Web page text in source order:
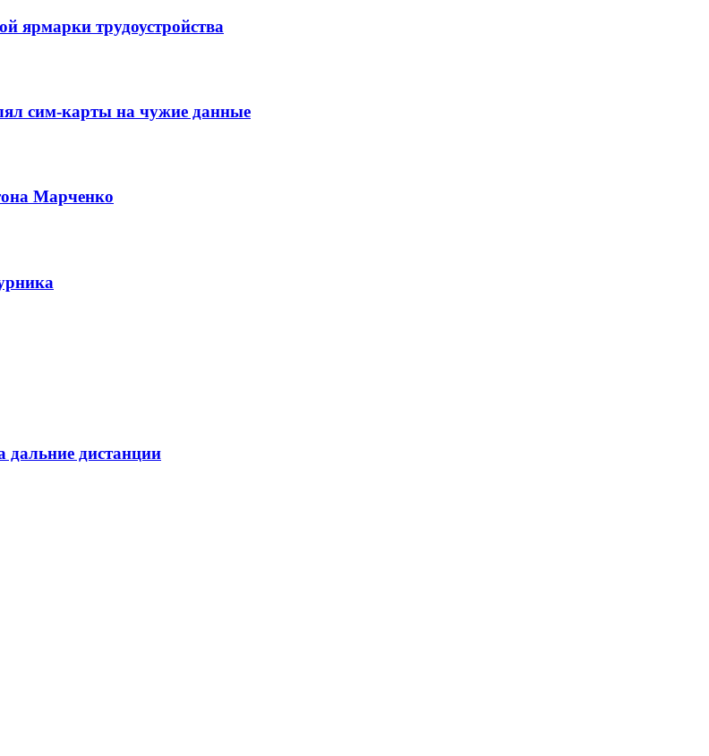
ярмарки трудоустройства
сим-карты на чужие данные
Марченко
дальние дистанции